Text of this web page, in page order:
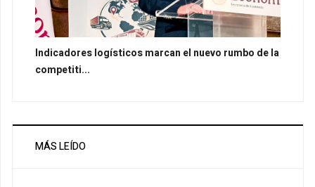
Indicadores logísticos marcan el nuevo rumbo de la
competiti...
MÁS LEÍDO